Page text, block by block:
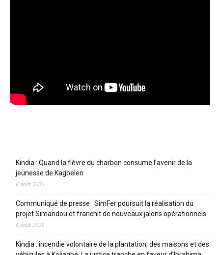
Kindia : Quand la fièvre du charbon consume l’avenir de la
jeunesse de Kagbelen
6 août 2026
Communiqué de presse : SimFer poursuit la réalisation du
projet Simandou et franchit de nouveaux jalons opérationnels
6 août 2026
Kindia : incendie volontaire de la plantation, des maisons et des